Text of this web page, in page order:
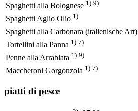
Spaghetti alla Bolognese 1) 9)
Spaghetti Aglio Olio 1)
Spaghetti alla Carbonara (italienische Art)
Tortellini alla Panna 1) 7)
Penne alla Arrabiata 1) 9)
Maccheroni Gorgonzola 1) 7)
piatti di pesce